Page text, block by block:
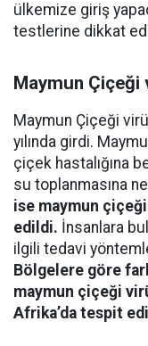
ülkemize giriş
testlerine dikkat
Maymun Çiçeği
Maymun Çiçeği
yılında girdi.
çiçek hastalığına
su toplanmasına
ise maymun
edildi. İnsanlara
ilgili tedavi
Bölgelere göre
maymun çiçeği
Afrika’da tespit